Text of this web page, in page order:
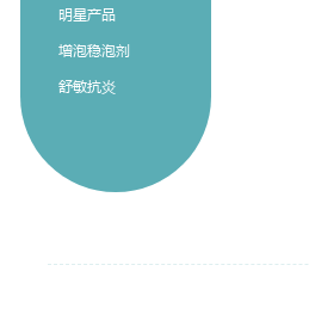
明星产品
增泡稳泡剂
舒敏抗炎